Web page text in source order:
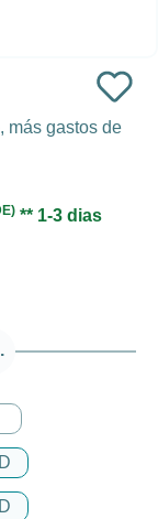
más gastos de
** 1-3 dias
está disponible en